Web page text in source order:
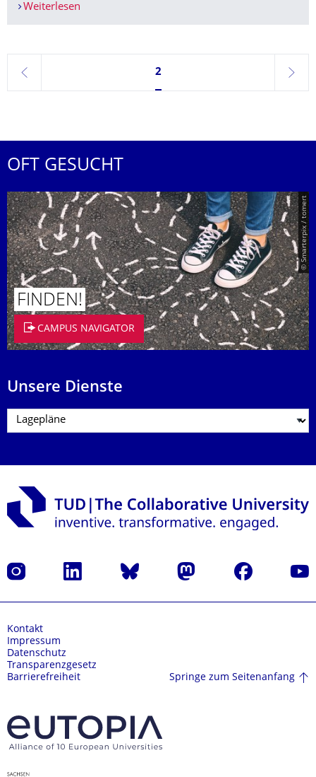
Weiterlesen
zurück
Seite 2, aktuell ausgewählt
2
weiter
OFT GESUCHT
© Smarterpix / tomert
FINDEN!
CAMPUS NAVIGATOR
Unsere Dienste
Instagram LinkedIn Bluesky Mastodon Facebook
Kontakt
Impressum
Datenschutz
Transparenzgesetz
Barrierefreiheit
Springe zum Seitenanfang